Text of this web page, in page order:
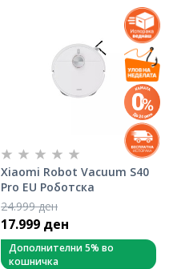
Xiaomi Robot Vacuum S40
Pro EU Роботска
правосмукалка
24.999 ден
17.999 ден
Дополнителни 5% во
кошничка